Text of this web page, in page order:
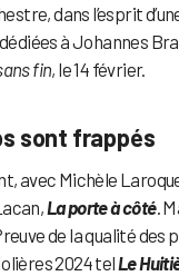
dans l’esprit
à Johannes
fin, le 14 février.
sont frappés
avec Michèle
La porte à côté.
de la qualité des
2024 telLe